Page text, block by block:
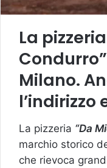
La
Milano.
l’indirizzo
La pizzeria “Da
marchio storico
che rievoca